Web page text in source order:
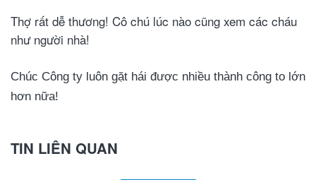
Thợ rất dễ thương! Cô chú lúc nào cũng xem các cháu
như người nhà!
Chúc Công ty luôn gặt hái được nhiều thành công to lớn
hơn nữa!
TIN LIÊN QUAN